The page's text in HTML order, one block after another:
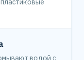
водой с